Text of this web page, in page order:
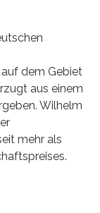
dem Gebiet
aus einem
Wilhelm
mehr als